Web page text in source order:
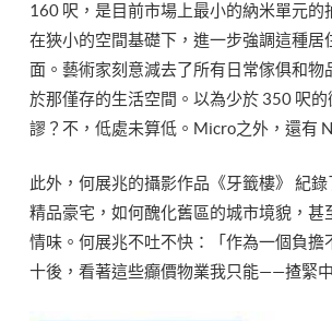
160 呎，是目前市場上最小的納米單元的
在狹小的空間基礎下，進一步強調這種居
面。藝術家刻意減去了所有日常傢俱和物
於那僅存的生活空間。以為少於 350 呎
謬？不，低處未算低。Micro之外，還有
此外，何展兆的攝影作品《牙籤樓》 紀
精品豪宅，如何醜化舊區的城市境貌，甚
情味。何展兆不吐不快：「作為一個負擔
十後，看著這些癲價物業我只能——揸緊